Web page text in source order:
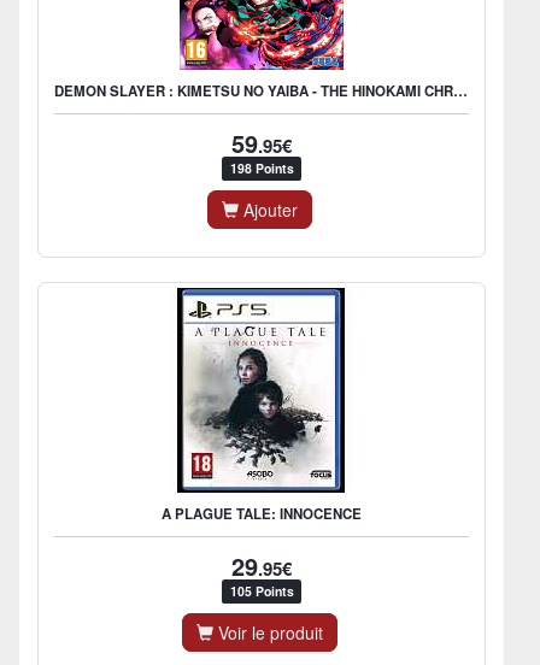
DEMON SLAYER : KIMETSU NO YAIBA - THE HINOKAMI CHRONICLES
59.95€
198 Points
Ajouter
A PLAGUE TALE: INNOCENCE
29.95€
105 Points
Voir le produit